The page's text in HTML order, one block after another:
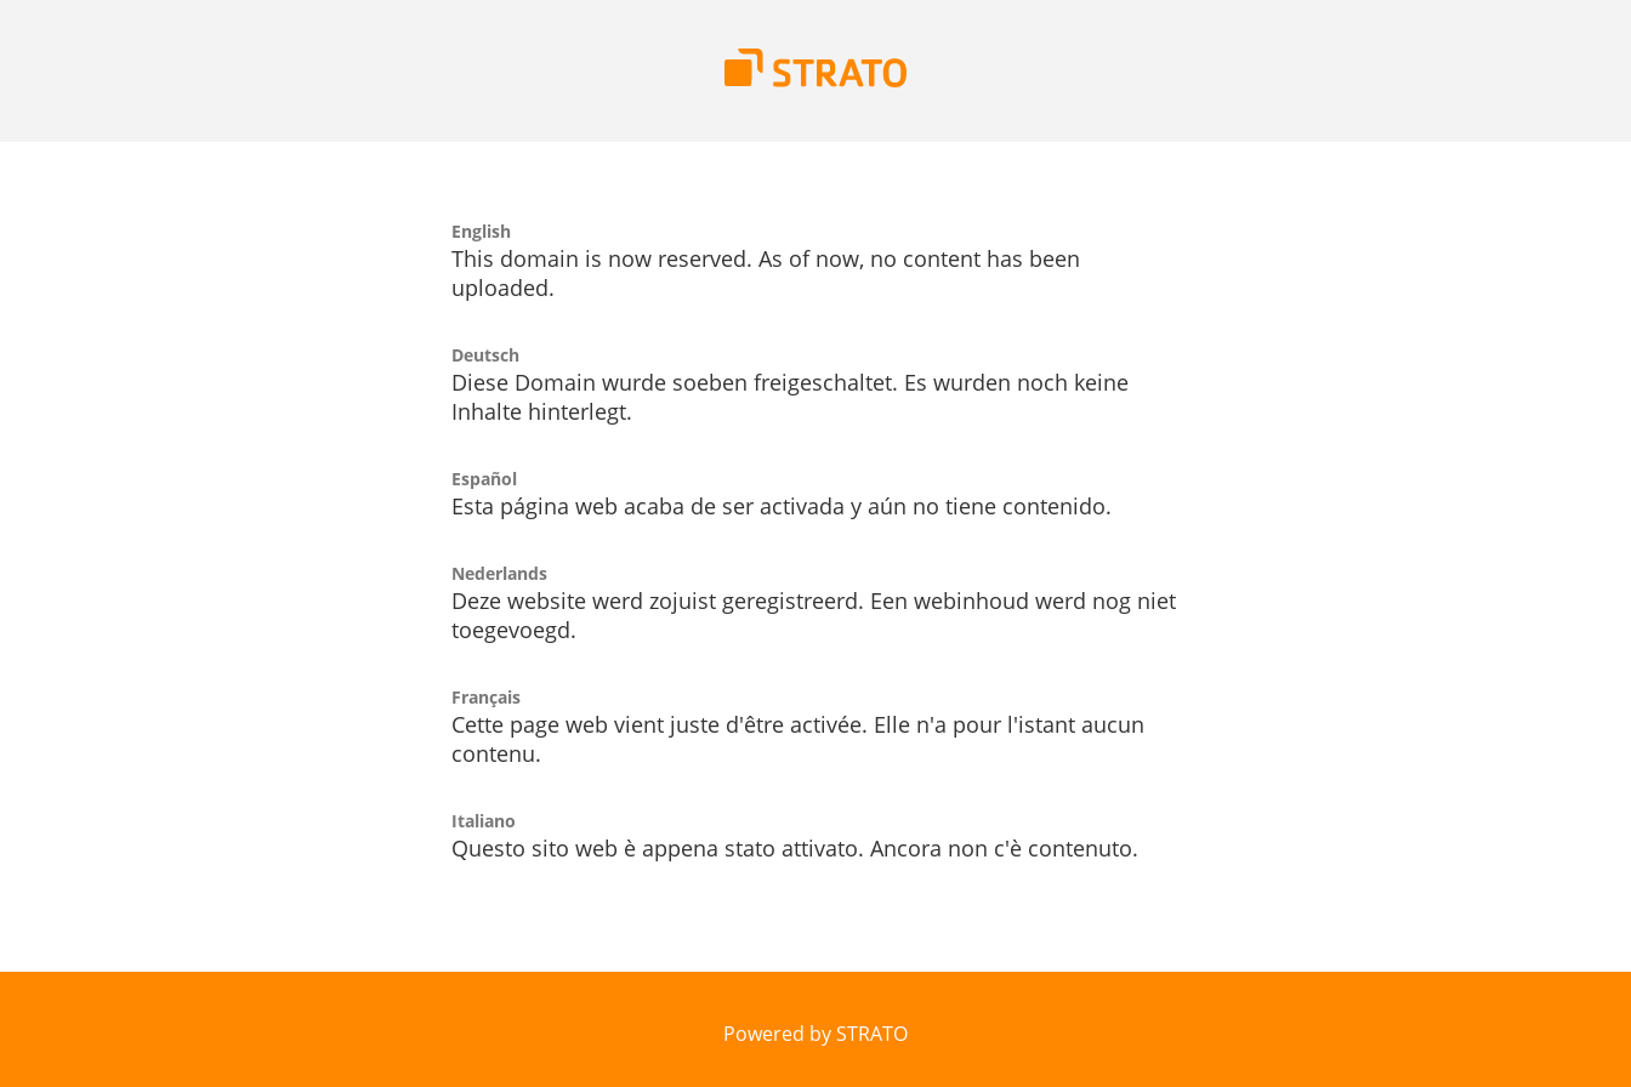
English
This domain is now reserved. As of now, no content has been
uploaded.
Deutsch
Diese Domain wurde soeben freigeschaltet. Es wurden noch keine
Inhalte hinterlegt.
Español
Esta página web acaba de ser activada y aún no tiene contenido.
Nederlands
Deze website werd zojuist geregistreerd. Een webinhoud werd nog niet
toegevoegd.
Français
Cette page web vient juste d'être activée. Elle n'a pour l'istant aucun
contenu.
Italiano
Questo sito web è appena stato attivato. Ancora non c'è contenuto.
Powered by STRATO